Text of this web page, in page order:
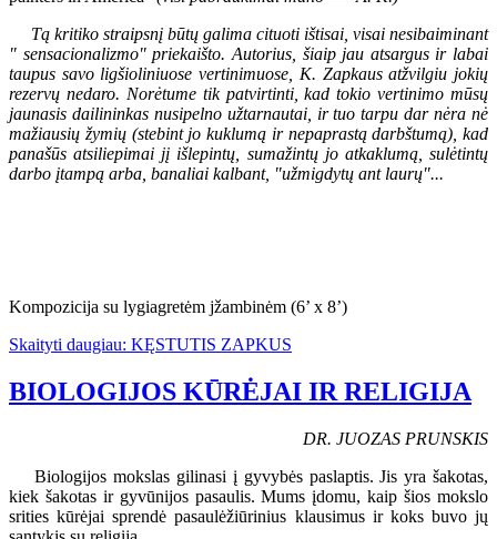
Tą kritiko straipsnį būtų galima cituoti ištisai, visai nesibaiminant
" sensacionalizmo" priekaišto. Autorius, šiaip jau atsargus ir labai
taupus savo ligšioliniuose vertinimuose, K. Zapkaus atžvilgiu jokių
rezervų nedaro. Norėtume tik patvirtinti, kad tokio vertinimo mūsų
jaunasis dailininkas nusipelno užtarnautai, ir tuo tarpu dar nėra nė
mažiausių žymių (stebint jo kuklumą ir nepaprastą darbštumą), kad
panašūs atsiliepimai jį išlepintų, sumažintų jo atkaklumą, sulėtintų
darbo įtampą arba, banaliai kalbant, "užmigdytų ant laurų"...
Kompozicija su lygiagretėm jžambinėm (6’ x 8’)
Skaityti daugiau: KĘSTUTIS ZAPKUS
BIOLOGIJOS KŪRĖJAI IR RELIGIJA
DR. JUOZAS PRUNSKIS
Biologijos mokslas gilinasi į gyvybės paslaptis. Jis yra šakotas,
kiek šakotas ir gyvūnijos pasaulis. Mums įdomu, kaip šios mokslo
srities kūrėjai sprendė pasaulėžiūrinius klausimus ir koks buvo jų